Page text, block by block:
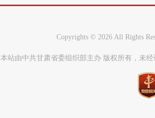
Copyrights © 2026 All Rights
本站由中共甘肃省委组织部主办 版权所有，未